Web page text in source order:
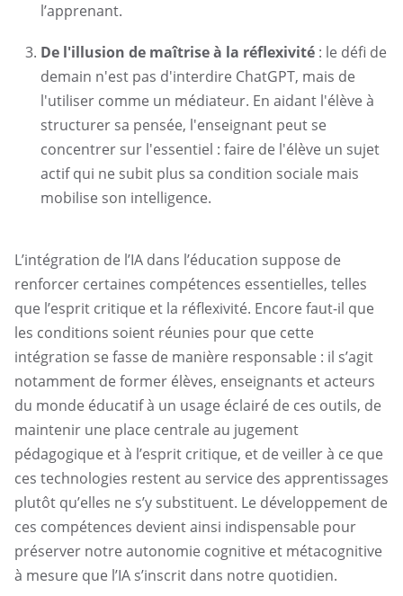
l’apprenant.
De l'illusion de maîtrise à la réflexivité: le défi de
demain n'est pas d'interdire ChatGPT, mais de
l'utiliser comme un médiateur. En aidant l'élève à
structurer sa pensée, l'enseignant peut se
concentrer sur l'essentiel : faire de l'élève un sujet
actif qui ne subit plus sa condition sociale mais
mobilise son intelligence.
L’intégration de l’IA dans l’éducation suppose de
renforcer certaines compétences essentielles, telles
que l’esprit critique et la réflexivité. Encore faut-il que
les conditions soient réunies pour que cette
intégration se fasse de manière responsable : il s’agit
notamment de former élèves, enseignants et acteurs
du monde éducatif à un usage éclairé de ces outils, de
maintenir une place centrale au jugement
pédagogique et à l’esprit critique, et de veiller à ce que
ces technologies restent au service des apprentissages
plutôt qu’elles ne s’y substituent. Le développement de
ces compétences devient ainsi indispensable pour
préserver notre autonomie cognitive et métacognitive
à mesure que l’IA s’inscrit dans notre quotidien.